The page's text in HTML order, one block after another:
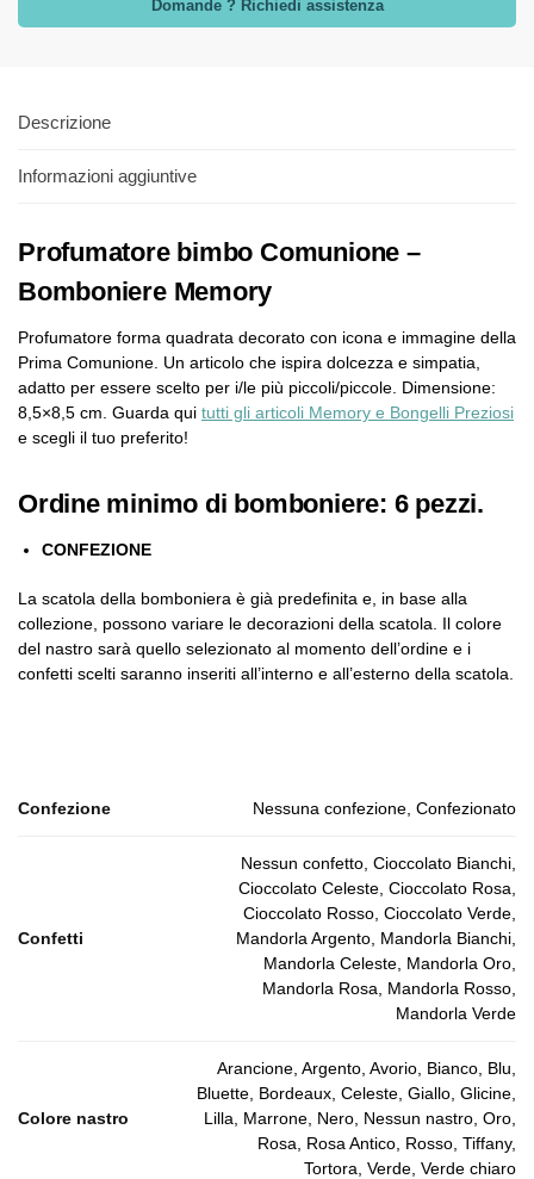
Domande ? Richiedi assistenza
Descrizione
Informazioni aggiuntive
Profumatore bimbo Comunione –
Bomboniere Memory
Profumatore forma quadrata decorato con icona e immagine della
Prima Comunione. Un articolo che ispira dolcezza e simpatia,
adatto per essere scelto per i/le più piccoli/piccole. Dimensione:
8,5×8,5 cm. Guarda qui tutti gli articoli Memory e Bongelli Preziosi
e scegli il tuo preferito!
Ordine minimo di bomboniere: 6 pezzi.
CONFEZIONE
La scatola della bomboniera è già predefinita e, in base alla
collezione, possono variare le decorazioni della scatola. Il colore
del nastro sarà quello selezionato al momento dell’ordine e i
confetti scelti saranno inseriti all’interno e all’esterno della scatola.
Confezione Nessuna confezione, Confezionato
Confetti
Nessun confetto, Cioccolato Bianchi,
Cioccolato Celeste, Cioccolato Rosa,
Cioccolato Rosso, Cioccolato Verde,
Mandorla Argento, Mandorla Bianchi,
Mandorla Celeste, Mandorla Oro,
Mandorla Rosa, Mandorla Rosso,
Mandorla Verde
Colore nastro
Arancione, Argento, Avorio, Bianco, Blu,
Bluette, Bordeaux, Celeste, Giallo, Glicine,
Lilla, Marrone, Nero, Nessun nastro, Oro,
Rosa, Rosa Antico, Rosso, Tiffany,
Tortora, Verde, Verde chiaro